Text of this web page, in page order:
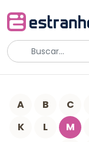
A B C
K
L M